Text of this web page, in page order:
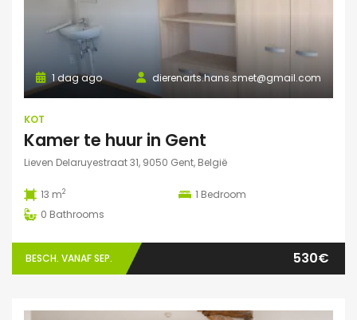
dierenarts.hans.smet@gmail.com
1 dag ago
KOT
Kamer te huur in Gent
Lieven Delaruyestraat 31, 9050 Gent, België
13 m2 1 Bedroom
0 Bathrooms
BESCH. VANAF SEP. 530€